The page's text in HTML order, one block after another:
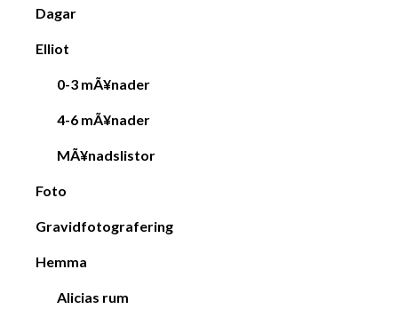
Dagar
Elliot
0-3 mÃ¥nader
4-6 mÃ¥nader
MÃ¥nadslistor
Foto
Gravidfotografering
Hemma
Alicias rum